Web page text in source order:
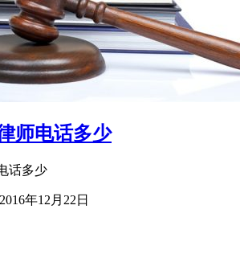
师电话多少
话多少
2016年12月22日